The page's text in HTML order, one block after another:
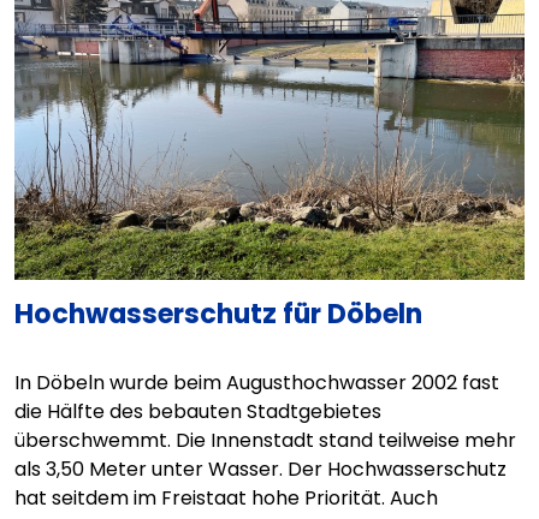
Hochwasserschutz für Döbeln
In Döbeln wurde beim Augusthochwasser 2002 fast
die Hälfte des bebauten Stadtgebietes
überschwemmt. Die Innenstadt stand teilweise mehr
als 3,50 Meter unter Wasser. Der Hochwasserschutz
hat seitdem im Freistaat hohe Priorität. Auch